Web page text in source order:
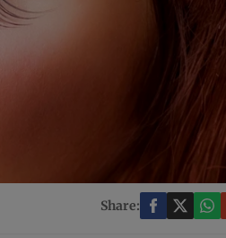
Share: